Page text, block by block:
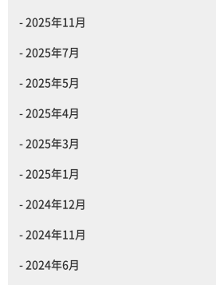
2025年11月
2025年7月
2025年5月
2025年4月
2025年3月
2025年1月
2024年12月
2024年11月
2024年6月